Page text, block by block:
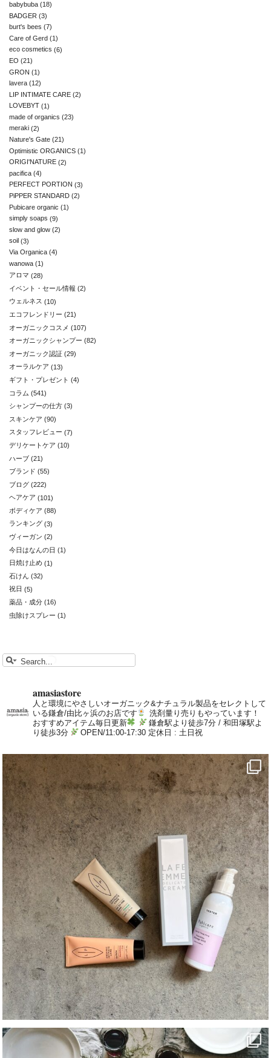
babybuba (18)
BADGER (3)
burt's bees (7)
Care of Gerd (1)
eco cosmetics (6)
EO (21)
GRON (1)
lavera (12)
LIP INTIMATE CARE (2)
LOVEBYT (1)
made of organics (23)
meraki (2)
Nature's Gate (21)
Optimistic ORGANICS (1)
ORIGI'NATURE (2)
pacifica (4)
PERFECT PORTION (3)
PiPPER STANDARD (2)
Pubicare organic (1)
simply soaps (9)
slow and glow (2)
soil (3)
Via Organica (4)
wanowa (1)
アロマ (28)
イベント・セール情報 (2)
ウェルネス (10)
エコフレンドリー (21)
オーガニックコスメ (107)
オーガニックシャンプー (82)
オーガニック認証 (29)
オーラルケア (13)
ギフト・プレゼント (4)
コラム (541)
シャンプーの仕方 (3)
スキンケア (90)
スタッフレビュー (7)
デリケートケア (10)
ハーブ (21)
ブランド (55)
ブログ (222)
ヘアケア (101)
ボディケア (88)
ランキング (3)
ヴィーガン (2)
今日はなんの日 (1)
日焼け止め (1)
石けん (32)
祝日 (5)
薬品・成分 (16)
虫除けスプレー (1)
amasiastore
人と環境にやさしいオーガニック&ナチュラル製品をセレクトして
いる鎌倉/由比ヶ浜のお店です
洗剤量り売りもやっています！
おすすめアイテム毎日更新
鎌倉駅より徒歩7分 / 和田塚駅よ
り徒歩3分
OPEN/11:00-17:30 定休日 : 土日祝